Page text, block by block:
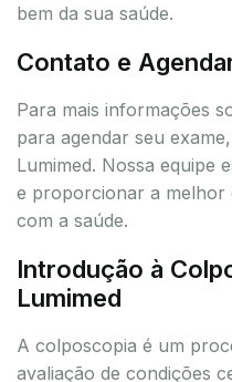
bem da sua saúde.
Contato e
Para mais informações
para agendar seu
Lumimed. Nossa equipe
e proporcionar a melhor
com a saúde.
Introdução à
Lumimed
A colposcopia é um
avaliação de condições